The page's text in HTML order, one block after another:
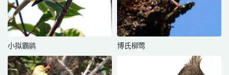
小拟霸鹟 博氏柳莺